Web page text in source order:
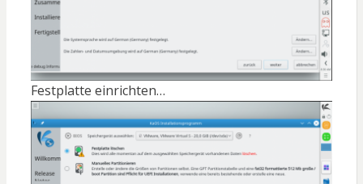
Festplatte einrichten…